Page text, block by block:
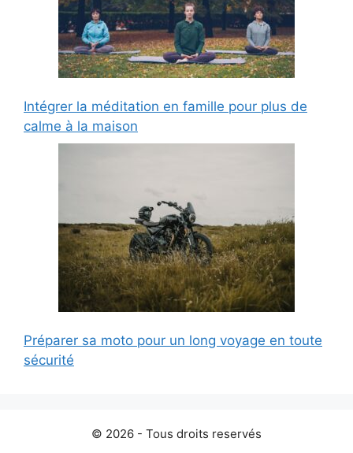
Intégrer la méditation en famille pour plus de
calme à la maison
Préparer sa moto pour un long voyage en toute
sécurité
© 2026 - Tous droits reservés